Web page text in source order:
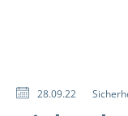
28.09.22